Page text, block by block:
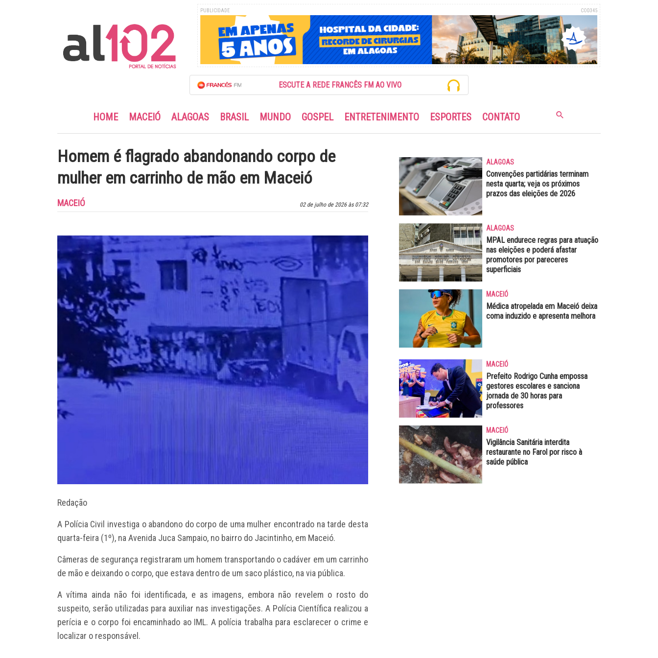
PUBLICIDADE COD345
ESCUTE A REDE FRANCÊS FM AO VIVO
HOME MACEIÓ ALAGOAS BRASIL MUNDO GOSPEL ENTRETENIMENTO ESPORTES CONTATO
Homem é flagrado abandonando corpo de
mulher em carrinho de mão em Maceió
02 de julho de 2026 às 07:32
MACEIÓ
Redação
A Polícia Civil investiga o abandono do corpo de uma mulher encontrado na tarde desta
quarta-feira (1º), na Avenida Juca Sampaio, no bairro do Jacintinho, em Maceió.
Câmeras de segurança registraram um homem transportando o cadáver em um carrinho
de mão e deixando o corpo, que estava dentro de um saco plástico, na via pública.
A vítima ainda não foi identificada, e as imagens, embora não revelem o rosto do
suspeito, serão utilizadas para auxiliar nas investigações. A Polícia Científica realizou a
perícia e o corpo foi encaminhado ao IML. A polícia trabalha para esclarecer o crime e
localizar o responsável.
ALAGOAS
Convenções partidárias terminam
nesta quarta; veja os próximos
prazos das eleições de 2026
ALAGOAS
MPAL endurece regras para atuação
nas eleições e poderá afastar
promotores por pareceres
superficiais
MACEIÓ
Médica atropelada em Maceió deixa
coma induzido e apresenta melhora
MACEIÓ
Prefeito Rodrigo Cunha empossa
gestores escolares e sanciona
jornada de 30 horas para
professores
MACEIÓ
Vigilância Sanitária interdita
restaurante no Farol por risco à
saúde pública